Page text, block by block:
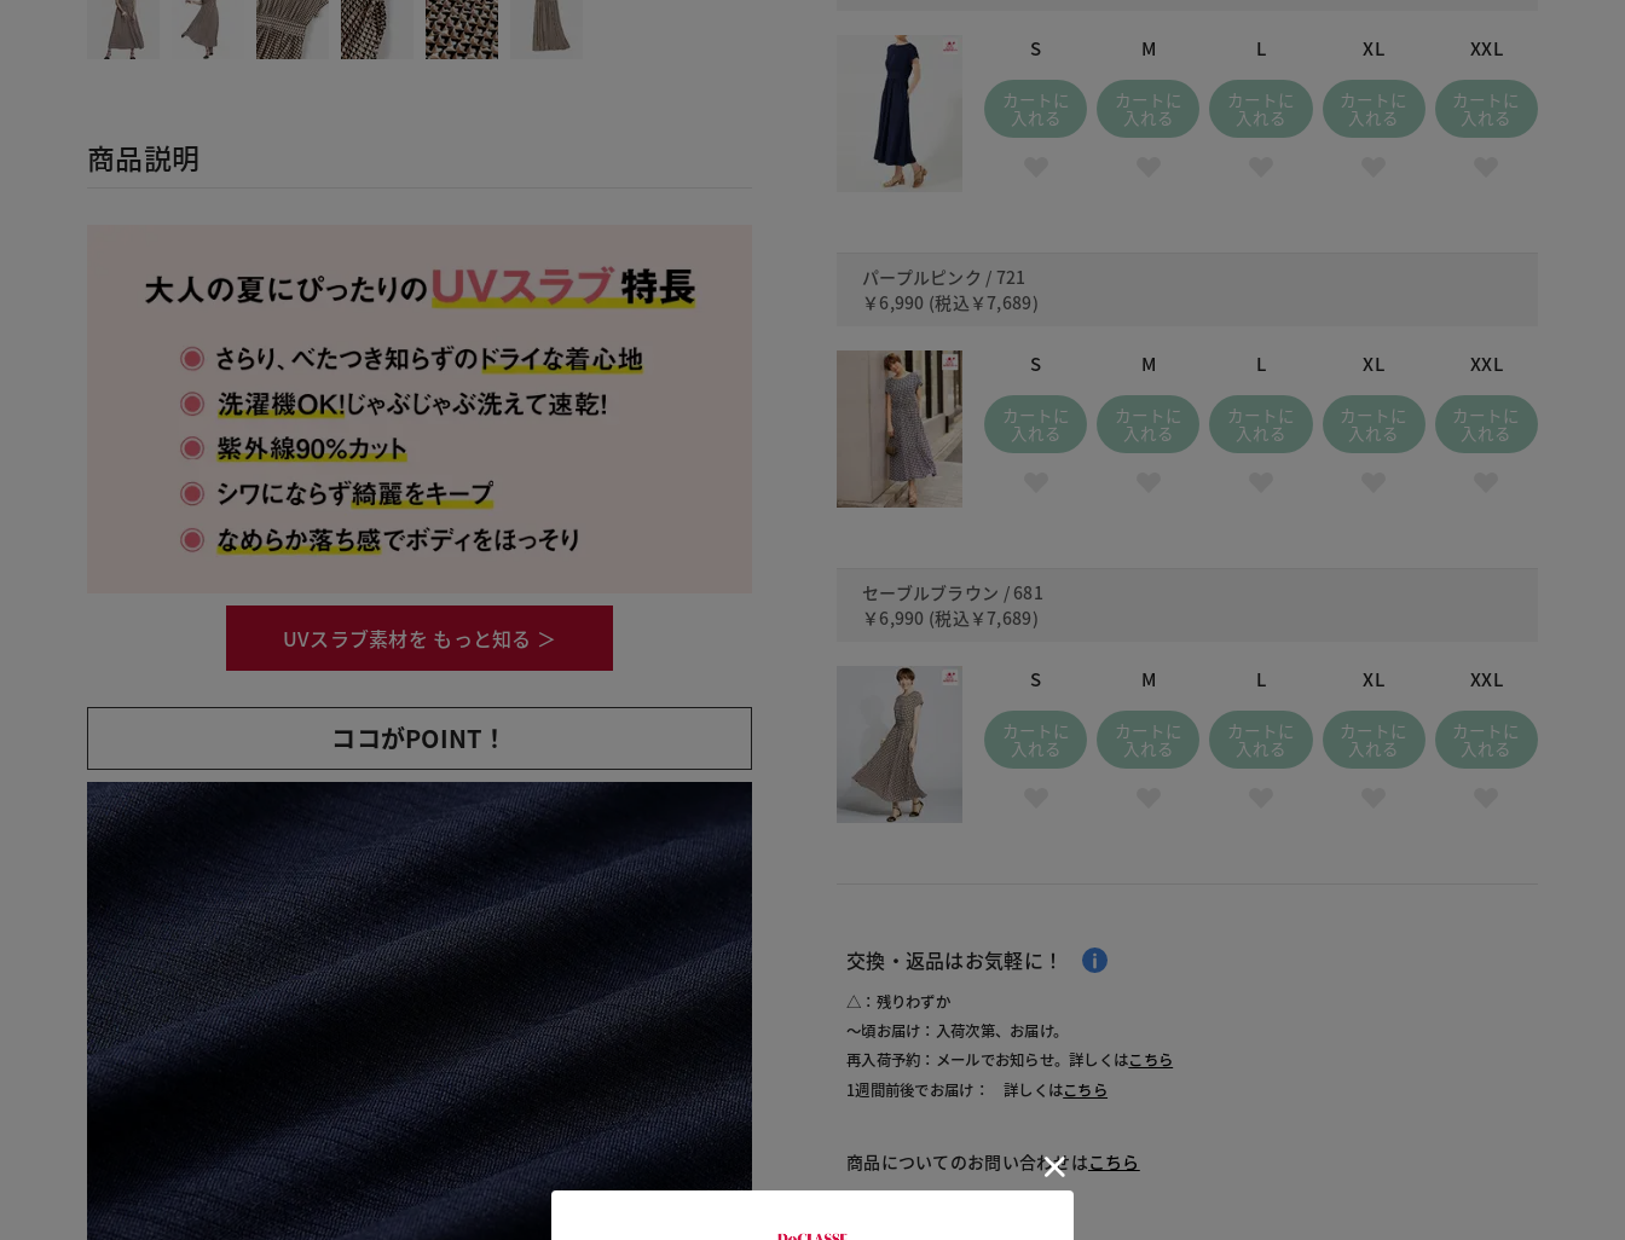
商品説明
UVスラブ素材を もっと知る ＞
ココがPOINT！
S
カートに
入れる
M
カートに
入れる
L
カートに
入れる
XL
カートに
入れる
XXL
カートに
入れる
パープルピンク / 721
￥6,990 (税込 ￥7,689)
S
カートに
入れる
M
カートに
入れる
L
カートに
入れる
XL
カートに
入れる
XXL
カートに
入れる
セーブルブラウン / 681
￥6,990 (税込 ￥7,689)
S
カートに
入れる
M
カートに
入れる
L
カートに
入れる
XL
カートに
入れる
XXL
カートに
入れる
交換・返品はお気軽に！
△：残りわずか
～頃お届け：入荷次第、お届け。
再入荷予約：メールでお知らせ。詳しくはこちら
1週間前後でお届け： 詳しくはこちら
商品についてのお問い合わせはこちら